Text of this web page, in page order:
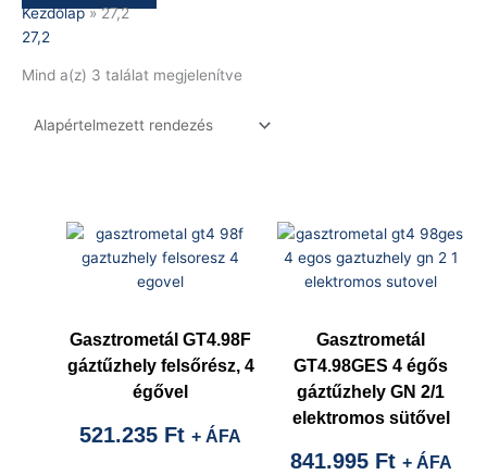
Kezdőlap»27,2
27,2
Mind a(z) 3 találat megjelenítve
Gasztrometál GT4.98F
gáztűzhely felsőrész, 4
égővel
521.235 Ft + ÁFA
Gasztrometál
GT4.98GES 4 égős
gáztűzhely GN 2/1
elektromos sütővel
841.995 Ft + ÁFA